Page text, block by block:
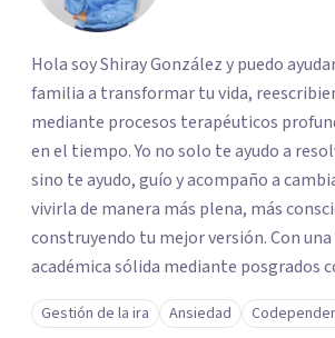
Hola soy Shiray González y puedo
familia a transformar tu vida,
mediante procesos terapéuticos
en el tiempo. Yo no solo te ayudo a
sino te ayudo, guío y acompaño a
vivirla de manera más plena, más
construyendo tu mejor versión. Con una formación
académica sólida mediante posgrados
breve, familiar e infantil, así como con
profesional y experiencia clínica de más
Gestión de la ira Ansiedad